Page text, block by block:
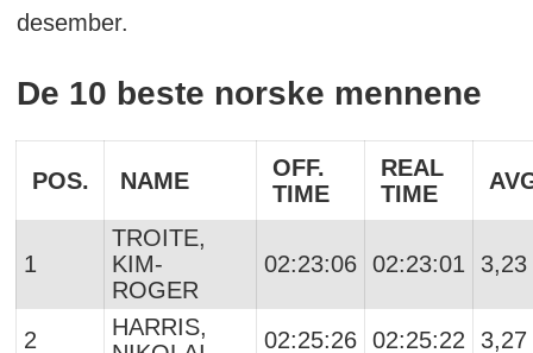
desember.
De 10 beste norske mennene
POS. NAME
OFF.
TIME
REAL
TIME
1
TROITE,
KIM-
ROGER
02:23:06 02:23:01 3,23
2
HARRIS,
02:25:26 02:25:22 3,27